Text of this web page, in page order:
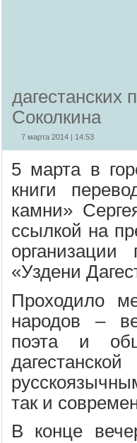
дагестанских
Соколкина
7 марта 2014 | 14:53
5 марта в
книги
камни»
ссылкой на
«Уздени
Проходило
народов –
поэта и
так и
В конце